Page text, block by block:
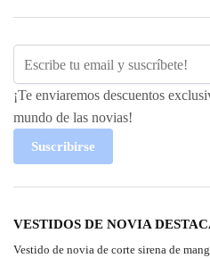
¡Te enviaremos descuentos
mundo de las novias!
Suscribirse
VESTIDOS DE NOVIA
Vestido de novia de corte sirena de